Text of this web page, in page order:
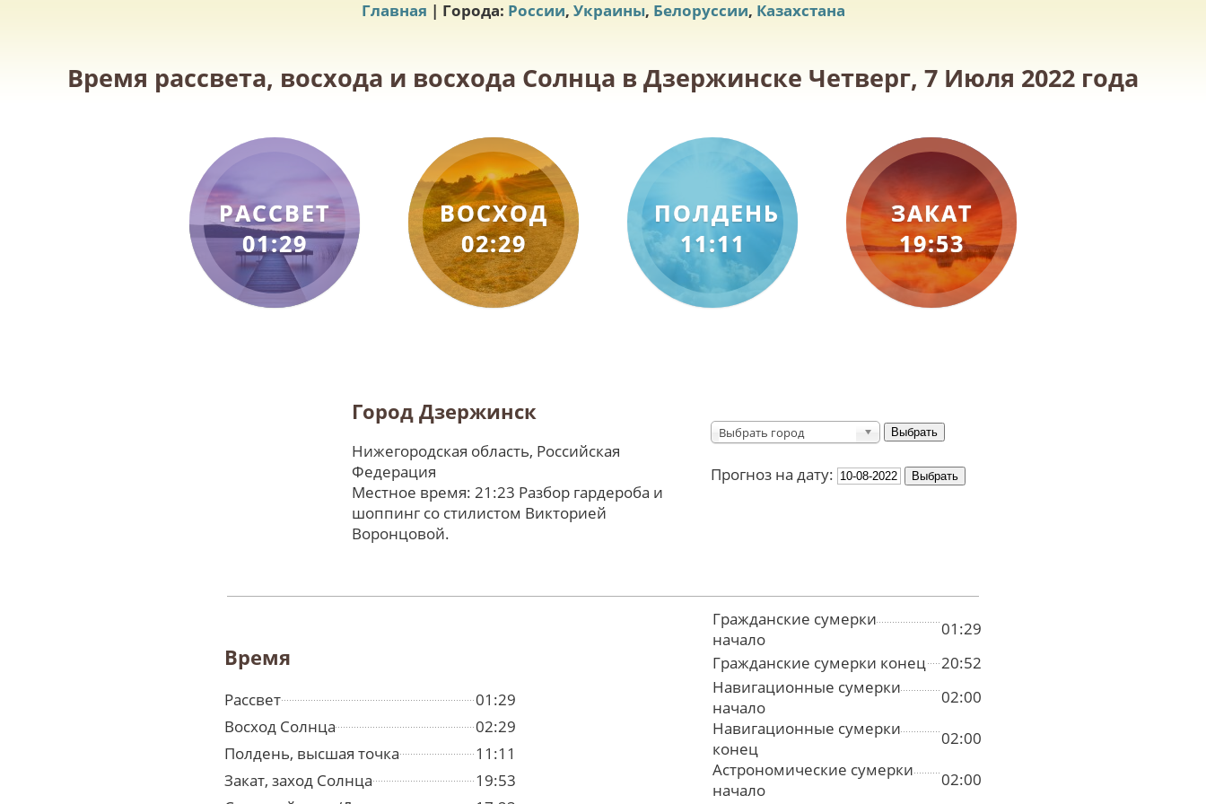
Главная | Города: России, Украины, Белоруссии, Казахстана
Время рассвета, восхода и восхода Солнца в Дзержинске Четверг, 7 Июля 2022 года
РАССВЕТ
01:29
ВОСХОД
02:29
ПОЛДЕНЬ
11:11
ЗАКАТ
19:53
Город Дзержинск
Нижегородская область, Российская
Федерация
Местное время: 21:23 Разбор гардероба и
шоппинг со стилистом Викторией
Воронцовой.
Выбрать город
Прогноз на дату:
Время
Рассвет
01:29
Восход Солнца
02:29
Полдень, высшая точка
11:11
Закат, заход Солнца
19:53
Гражданские сумерки
начало
01:29
Гражданские сумерки конец
20:52
Навигационные сумерки
начало
02:00
Навигационные сумерки
конец
02:00
Астрономические сумерки
начало
02:00